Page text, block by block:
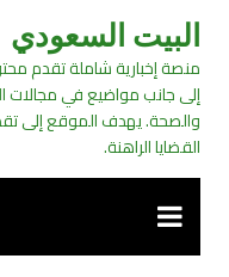
التجاوز
المحتوى
البيت السعودي
منصة إخبارية شاملة تقدم
إلى جانب مواضيع في مجالات
والصحة. يهدف الموقع إلى
القضايا الراهنة.